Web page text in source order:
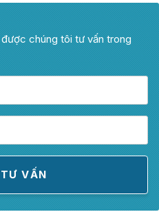
chúng tôi tư vấn trong